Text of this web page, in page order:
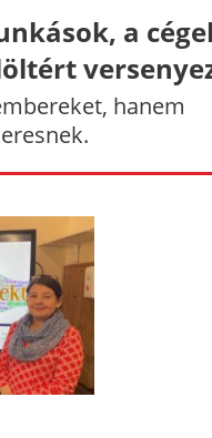
a
hanem